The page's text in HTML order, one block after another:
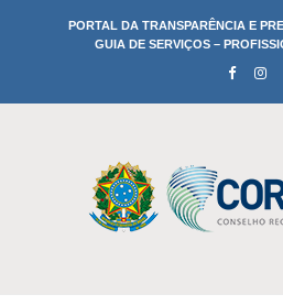
PORTAL DA TRANSPARÊNCIA E
GUIA DE SERVIÇOS –